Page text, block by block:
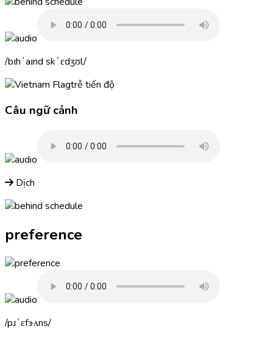
bɪhˈaɪnd skˈɛdʒʊl
trễ tiến độ
Câu ngữ cảnh
Dịch
preference
pɹˈɛfɝʌns